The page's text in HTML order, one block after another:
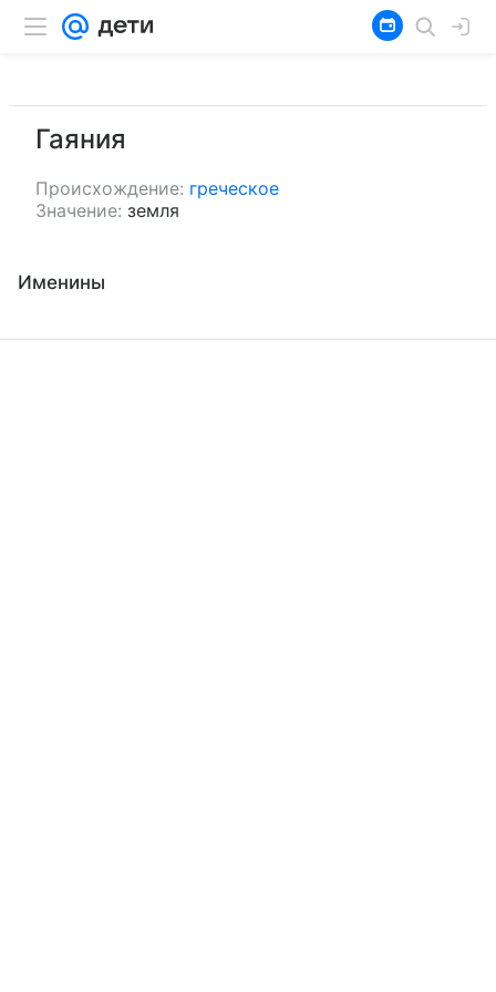
Гаяния
Происхождение: греческое
Значение: земля
Именины